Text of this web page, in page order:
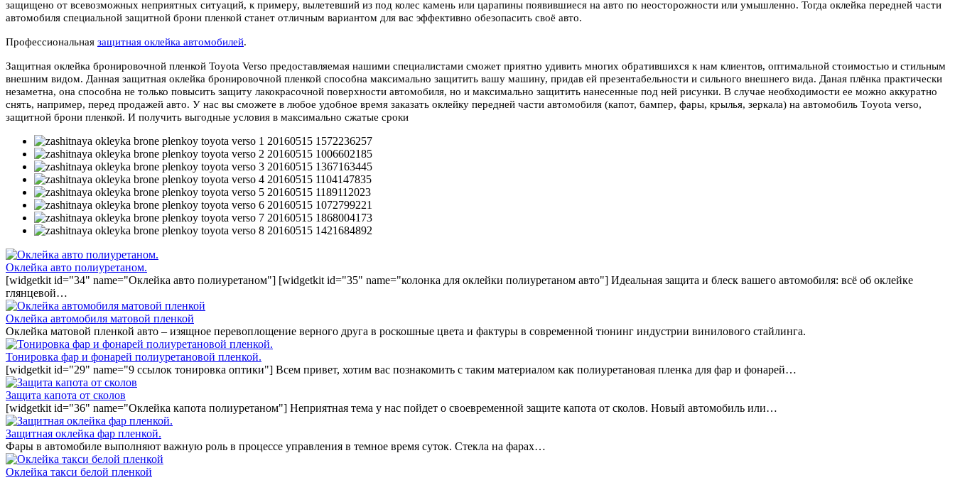
защищено от всевозможных неприятных ситуаций, к примеру, вылетевший из под колес камень или царапины появившиеся на авто по неосторожности или умышленно. Тогда оклейка передней части
автомобиля специальной защитной брони пленкой станет отличным вариантом для вас эффективно обезопасить своё авто.
Профессиональная защитная оклейка автомобилей.
Защитная оклейка бронировочной пленкой Toyota Verso предоставляемая нашими специалистами сможет приятно удивить многих обратившихся к нам клиентов, оптимальной стоимостью и стильным
внешним видом. Данная защитная оклейка бронировочной пленкой способна максимально защитить вашу машину, придав ей презентабельности и сильного внешнего вида. Даная плёнка практически
незаметна, она способна не только повысить защиту лакокрасочной поверхности автомобиля, но и максимально защитить нанесенные под ней рисунки. В случае необходимости ее можно аккуратно
снять, например, перед продажей авто. У нас вы сможете в любое удобное время заказать оклейку передней части автомобиля (капот, бампер, фары, крылья, зеркала) на автомобиль Тoyota verso,
защитной брони пленкой. И получить выгодные условия в максимально сжатые сроки
Оклейка авто полиуретаном.
[widgetkit id="34" name="Оклейка авто полиуретаном"] [widgetkit id="35" name="колонка для оклейки полиуретаном авто"] Идеальная защита и блеск вашего автомобиля: всё об оклейке
глянцевой…
Оклейка автомобиля матовой пленкой
Оклейка матовой пленкой авто – изящное перевоплощение верного друга в роскошные цвета и фактуры в современной тюнинг индустрии винилового стайлинга.
Тонировка фар и фонарей полиуретановой пленкой.
[widgetkit id="29" name="9 ссылок тонировка оптики"] Всем привет, хотим вас познакомить с таким материалом как полиуретановая пленка для фар и фонарей…
Защита капота от сколов
[widgetkit id="36" name="Оклейка капота полиуретаном"] Неприятная тема у нас пойдет о своевременной защите капота от сколов. Новый автомобиль или…
Защитная оклейка фар пленкой.
Фары в автомобиле выполняют важную роль в процессе управления в темное время суток. Стекла на фарах…
Оклейка такси белой пленкой